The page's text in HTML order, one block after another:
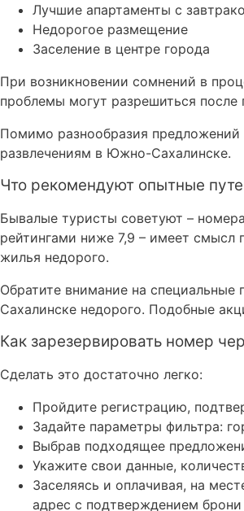
Лучшие апартаменты с
Недорогое размещение
Заселение в центре города
При возникновении сомнений в
проблемы могут разрешиться после
Помимо разнообразия
развлечениям в Южно-Сахалинске.
Что рекомендуют опытные
Бывалые туристы советуют –
рейтингами ниже 7,9 – имеет смысл
жилья недорого.
Обратите внимание на
Сахалинске недорого. Подобные
Как зарезервировать номер
Сделать это достаточно легко:
Пройдите регистрацию,
Задайте параметры фильтра:
Выбрав подходящее
Укажите свои данные,
Заселяясь и оплачивая, на
адрес с подтверждением брони